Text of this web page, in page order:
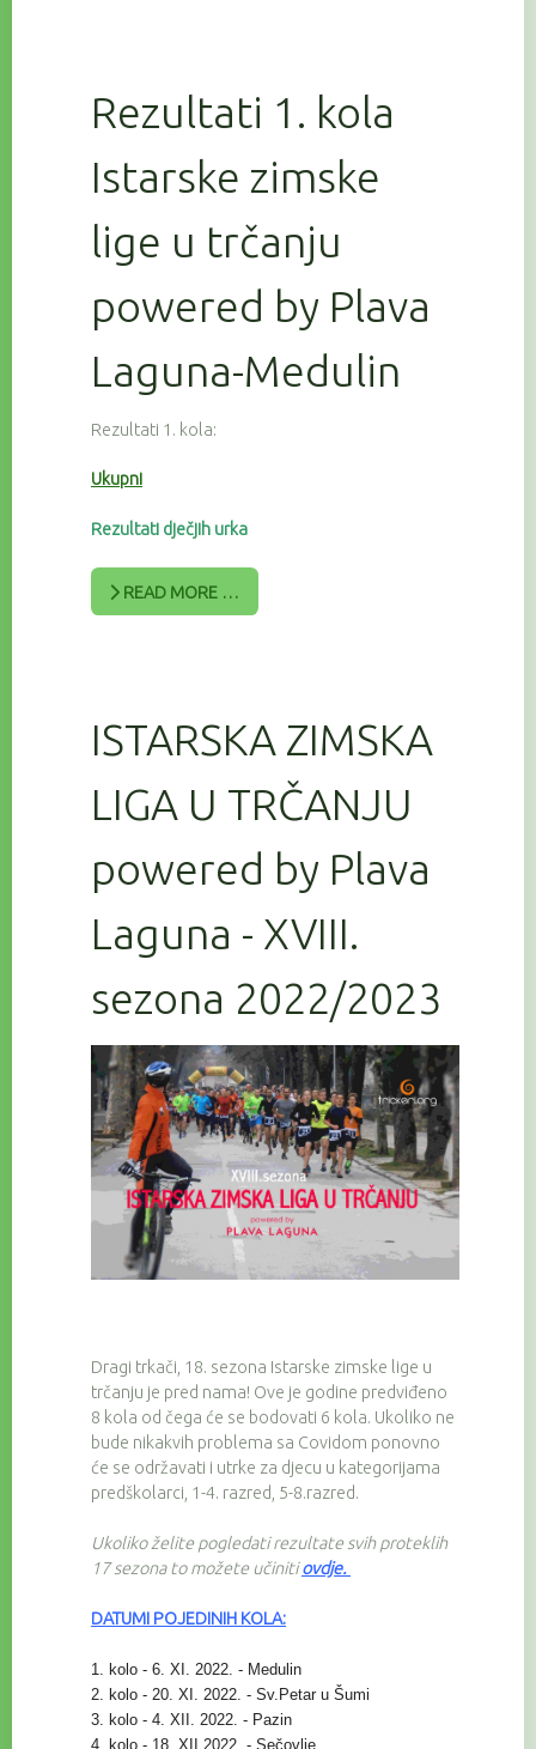
Rezultati 1. kola
Istarske zimske
lige u trčanju
powered by Plava
Laguna-Medulin
Rezultati 1. kola:
Ukupni
Rezultati dječjih urka
READ MORE …
ISTARSKA ZIMSKA
LIGA U TRČANJU
powered by Plava
Laguna - XVIII.
sezona 2022/2023
Dragi trkači, 18. sezona Istarske zimske lige u
trčanju je pred nama! Ove je godine predviđeno
8 kola od čega će se bodovati 6 kola. Ukoliko ne
bude nikakvih problema sa Covidom ponovno
će se održavati i utrke za djecu u kategorijama
predškolarci, 1-4. razred, 5-8.razred.
Ukoliko želite pogledati rezultate svih proteklih
17 sezona to možete učinitiovdje.
DATUMI POJEDINIH KOLA:
1. kolo - 6. XI. 2022. - Medulin
2. kolo - 20. XI. 2022. - Sv.Petar u Šumi
3. kolo - 4. XII. 2022. - Pazin
4. kolo - 18. XII.2022. - Sečovlje